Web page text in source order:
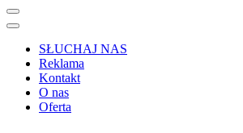
SŁUCHAJ NAS
Reklama
Kontakt
O nas
Oferta